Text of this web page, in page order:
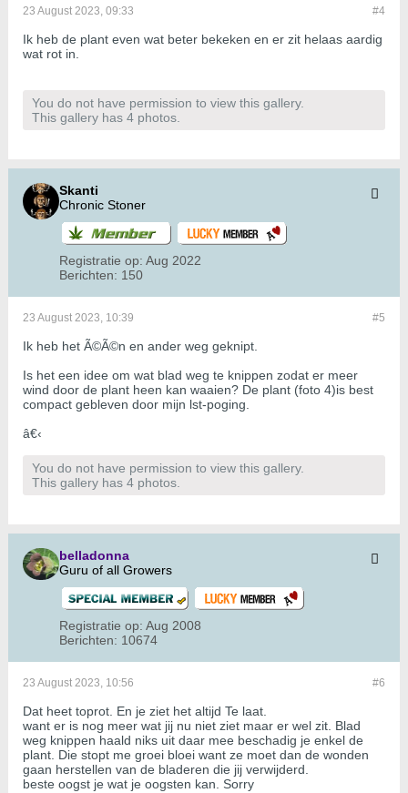
#4
23 August 2023, 09:33
Ik heb de plant even wat beter bekeken en er zit helaas aardig
wat rot in.
You do not have permission to view this gallery.
This gallery has 4 photos.
Skanti
Chronic Stoner
Registratie op: Aug 2022
Berichten: 150
#5
23 August 2023, 10:39
Ik heb het Ã©Ã©n en ander weg geknipt.
Is het een idee om wat blad weg te knippen zodat er meer
wind door de plant heen kan waaien? De plant (foto 4)is best
compact gebleven door mijn lst-poging.
â€‹
You do not have permission to view this gallery.
This gallery has 4 photos.
belladonna
Guru of all Growers
Registratie op: Aug 2008
Berichten: 10674
#6
23 August 2023, 10:56
Dat heet toprot. En je ziet het altijd Te laat.
want er is nog meer wat jij nu niet ziet maar er wel zit. Blad
weg knippen haald niks uit daar mee beschadig je enkel de
plant. Die stopt me groei bloei want ze moet dan de wonden
gaan herstellen van de bladeren die jij verwijderd.
beste oogst je wat je oogsten kan. Sorry